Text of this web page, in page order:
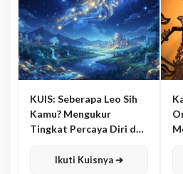
KUIS: Seberapa Leo Sih
Kamu? Mengukur
Tingkat Percaya Diri dan
Ikuti Kuisnya ➔